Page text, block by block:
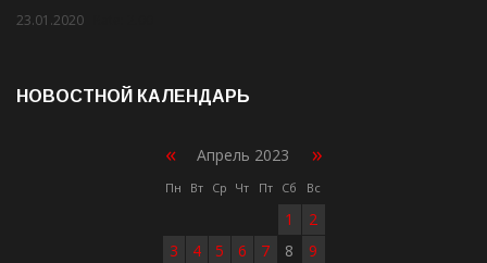
23.01.2020
НОВОСТНОЙ КАЛЕНДАРЬ
« Апрель 2023 »
Пн Вт Ср Чт Пт Сб Вс
1
2
3
4 5 6 7 8
9